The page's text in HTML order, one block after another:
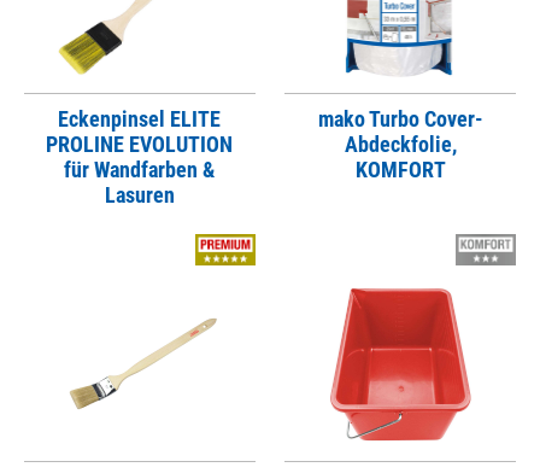
Eckenpinsel ELITE
PROLINE EVOLUTION
für Wandfarben &
Lasuren
mako Turbo Cover-
Abdeckfolie,
KOMFORT